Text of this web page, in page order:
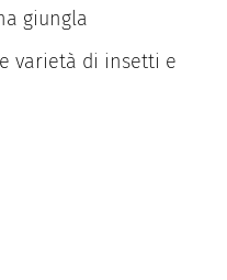
giungla
varietà di insetti e